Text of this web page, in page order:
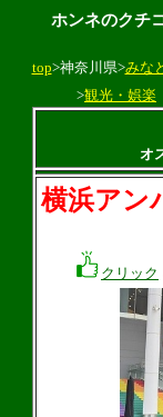
ホンネのクチ
top>神奈川県>みな
>観光・娯楽
オ
横浜アン
クリック